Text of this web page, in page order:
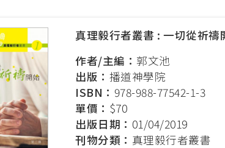
墨爾本、奧
真理毅行者叢書 : 一切從祈禱
作者/主編： 郭文池
出版： 播道神學院
ISBN： 978-988-77542-1-3
單價： $70
出版日期： 01/04/2019
刊物分類： 真理毅行者叢書